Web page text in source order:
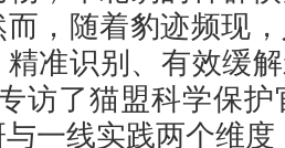
而，随着豹迹频现
精准识别、有效缓
访了猫盟科学保
与一线实践两个维